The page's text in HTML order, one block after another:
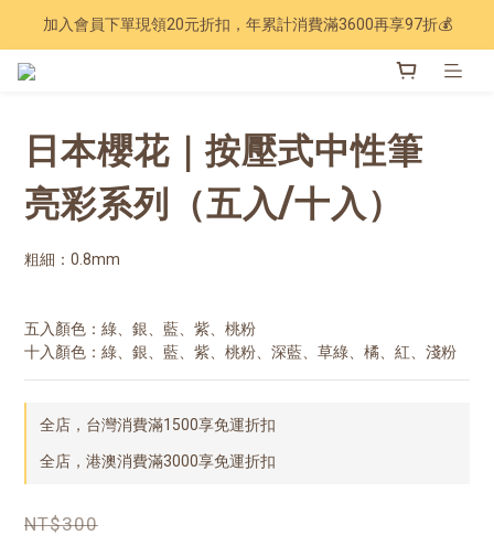
Have a nice trip 🧳 2027手帳季 準備登場
加入會員下單現領20元折扣，年累計消費滿3600再享97折💰
日本櫻花｜按壓式中性筆
亮彩系列（五入/十入）
粗細：0.8mm
五入顏色：綠、銀、藍、紫、桃粉
十入顏色：綠、銀、藍、紫、桃粉、深藍、草綠、橘、紅、淺粉
全店，台灣消費滿1500享免運折扣
全店，港澳消費滿3000享免運折扣
NT$300